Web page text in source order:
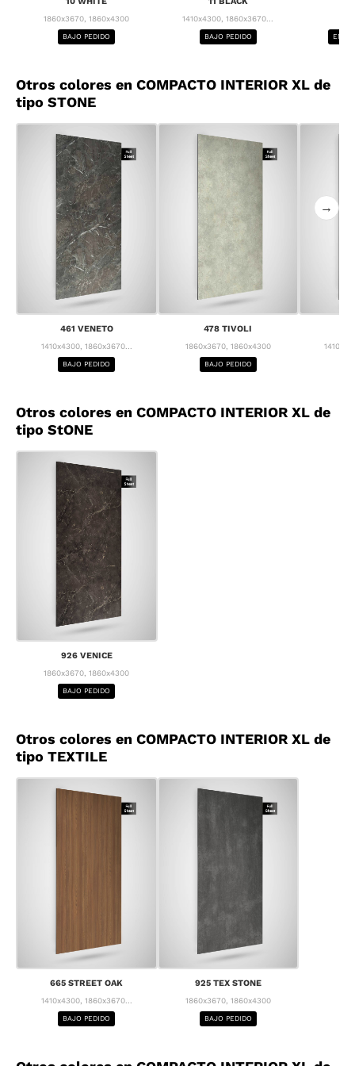
1860x3670, 1860x4300
BAJO PEDIDO
1410x4300, 1860x3670...
BAJO PEDIDO
Otros colores en COMPACTO INTERIOR XL de
tipo STONE
461 VENETO
1410x4300, 1860x3670...
BAJO PEDIDO
478 TIVOLI
1860x3670, 1860x4300
BAJO PEDIDO
→
Otros colores en COMPACTO INTERIOR XL de
tipo StONE
926 VENICE
1860x3670, 1860x4300
BAJO PEDIDO
Otros colores en COMPACTO INTERIOR XL de
tipo TEXTILE
665 STREET OAK
1410x4300, 1860x3670...
BAJO PEDIDO
925 TEX STONE
1860x3670, 1860x4300
BAJO PEDIDO